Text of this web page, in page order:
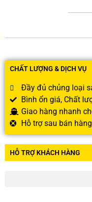
CHẤT LƯỢNG & DỊCH VỤ
Đầy đủ chủng loại
Bình ổn giá, Chất
Giao hàng nhanh
Hỗ trợ sau bán
HỖ TRỢ KHÁCH HÀNG